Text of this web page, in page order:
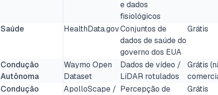
e dados
fisiológicos
Saúde HealthData.govConjuntos de
dados de saúde do
governo dos EUA
Grátis
Condução
Autônoma
Waymo Open
Dataset
Dados de vídeo /
LiDAR rotulados
Grátis
Condução
ApolloScape / Percepção de
Grátis